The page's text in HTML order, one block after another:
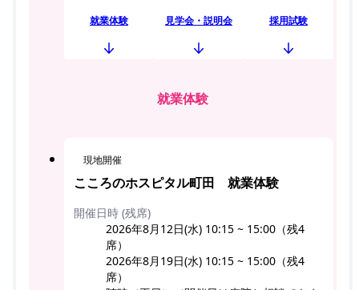
就業体験 見学会・説明会 採用試験
就業体験
現地開催
こころのホスピタル町田 就業体験
開催日時 (残席)
2026年8月12日(水) 10:15 ~ 15:00（残4
席）
2026年8月19日(水) 10:15 ~ 15:00（残4
席）